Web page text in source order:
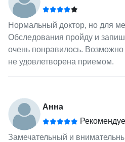
Нормальный доктор, но для
Обследования пройду и
очень понравилось.
не удовлетворена приемом.
Анна
Замечательный и